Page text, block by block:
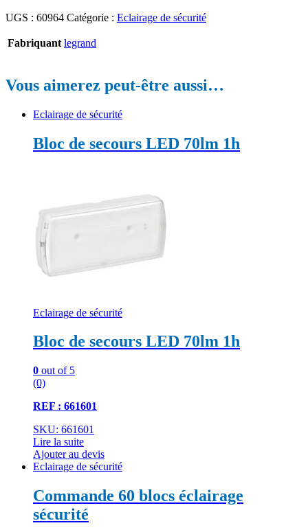
UGS : 60964 Catégorie : Eclairage de sécurité
Fabriquant legrand
Vous aimerez peut-être aussi…
Eclairage de sécurité
Bloc de secours LED 70lm 1h
Eclairage de sécurité
Bloc de secours LED 70lm 1h
0 out of 5
(0)
REF : 661601
SKU: 661601
Lire la suite
Ajouter au devis
Eclairage de sécurité
Commande 60 blocs éclairage
sécurité